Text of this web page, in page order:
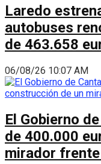
Laredo
autobuses
de 463.658
06/08/26 10:07 AM
El Gobierno
de 400.000
mirador